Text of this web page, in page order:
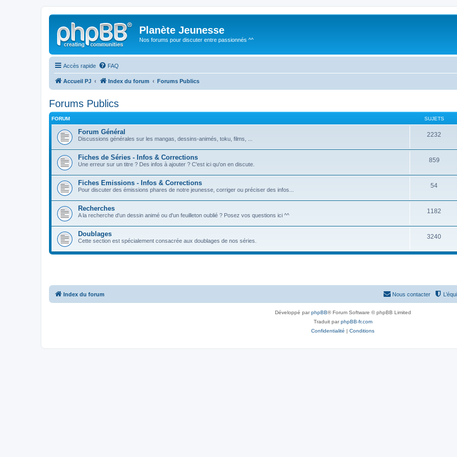
Planète Jeunesse
Nos forums pour discuter entre passionnés ^^
Accès rapide FAQ
Accueil PJ Index du forum Forums Publics
Forums Publics
FORUM SUJETS
Forum Général
Discussions générales sur les mangas, dessins-animés, toku, films, ...
2232
Fiches de Séries - Infos & Corrections
Une erreur sur un titre ? Des infos à ajouter ? C'est ici qu'on en discute.
859
Fiches Emissions - Infos & Corrections
Pour discuter des émissions phares de notre jeunesse, corriger ou préciser des infos...
54
Recherches
A la recherche d'un dessin animé ou d'un feuilleton oublié ? Posez vos questions ici ^^
1182
Doublages
Cette section est spécialement consacrée aux doublages de nos séries.
3240
Index du forum Nous contacter
Développé parphpBB® Forum Software © phpBB Limited
Traduit parphpBB-fr.com
Confidentialité | Conditions